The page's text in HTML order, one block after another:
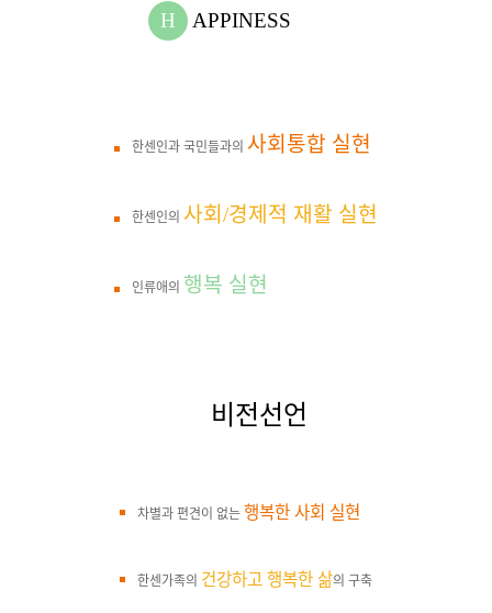
H APPINESS
한센인과 국민들과의 사회통합 실현
한센인의 사회/경제적 재활 실현
인류애의 행복 실현
비전선언
차별과 편견이 없는 행복한 사회 실현
한센가족의 건강하고 행복한 삶의 구축